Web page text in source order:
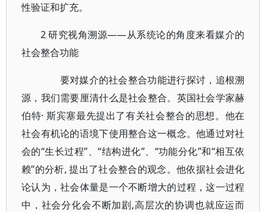
性验证和扩充。
2 研究视角溯源——从系统论的角度来看媒介的
社会整合功能
要对媒介的社会整合功能进行探讨，追根溯
源，我们需要厘清什么是社会整合。英国社会学家赫
伯特· 斯宾塞最先提出了有关社会整合的思想。他在
社会有机论的语境下使用整合这一概念。他通过对社
会的“生长过程”、“结构进化”、“功能分化”和“相互依
赖”的分析, 提出了社会整合的观念。他依据社会进化
论认为，社会体量是一个不断增大的过程，这一过程
中，社会分化会不断加剧,高层次的协调也就应运而